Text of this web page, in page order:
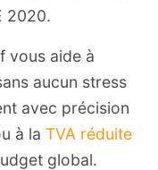
2020.
vous aide à
aucun stress
avec précision
à la TVA réduite
global.